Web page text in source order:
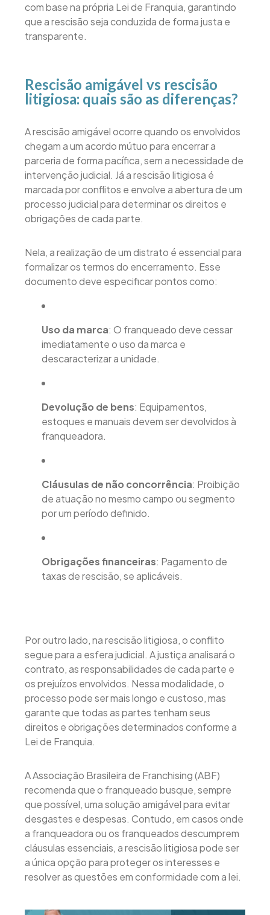
com base na própria Lei de Franquia, garantindo
que a rescisão seja conduzida de forma justa e
transparente.
Rescisão amigável vs rescisão
litigiosa: quais são as diferenças?
A rescisão amigável ocorre quando os envolvidos
chegam a um acordo mútuo para encerrar a
parceria de forma pacífica, sem a necessidade de
intervenção judicial. Já a rescisão litigiosa é
marcada por conflitos e envolve a abertura de um
processo judicial para determinar os direitos e
obrigações de cada parte.
Nela, a realização de um distrato é essencial para
formalizar os termos do encerramento. Esse
documento deve especificar pontos como:
Uso da marca: O franqueado deve cessar
imediatamente o uso da marca e
descaracterizar a unidade.
Devolução de bens: Equipamentos,
estoques e manuais devem ser devolvidos à
franqueadora.
Cláusulas de não concorrência: Proibição
de atuação no mesmo campo ou segmento
por um período definido.
Obrigações financeiras: Pagamento de
taxas de rescisão, se aplicáveis.
Por outro lado, na rescisão litigiosa, o conflito
segue para a esfera judicial. A justiça analisará o
contrato, as responsabilidades de cada parte e
os prejuízos envolvidos. Nessa modalidade, o
processo pode ser mais longo e custoso, mas
garante que todas as partes tenham seus
direitos e obrigações determinados conforme a
Lei de Franquia.
A Associação Brasileira de Franchising (ABF)
recomenda que o franqueado busque, sempre
que possível, uma solução amigável para evitar
desgastes e despesas. Contudo, em casos onde
a franqueadora ou os franqueados descumprem
cláusulas essenciais, a rescisão litigiosa pode ser
a única opção para proteger os interesses e
resolver as questões em conformidade com a lei.